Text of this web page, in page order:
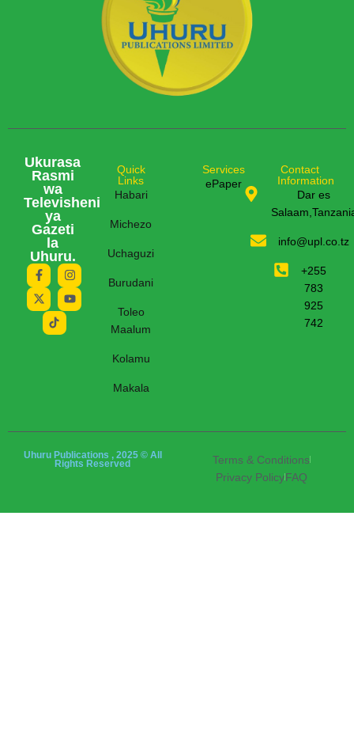
Ukurasa
Rasmi
wa
Televisheni
ya
Gazeti
la
Uhuru.
Quick
Links
Habari
Michezo
Uchaguzi
Burudani
Toleo
Maalum
Kolamu
Makala
Services
ePaper
Contact
Information
Dar es
info@upl.co.tz
+255
783
925
742
Uhuru Publications , 2025 © All
Rights Reserved
Terms & Conditions
Privacy PolicyFAQ